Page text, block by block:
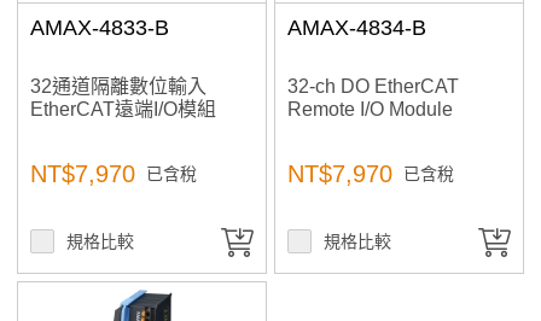
AMAX-4833-B
32通道隔離數位輸入
EtherCAT遠端I/O模組
NT$7,970 已含稅
規格比較
AMAX-4834-B
32-ch DO EtherCAT
Remote I/O Module
NT$7,970 已含稅
規格比較